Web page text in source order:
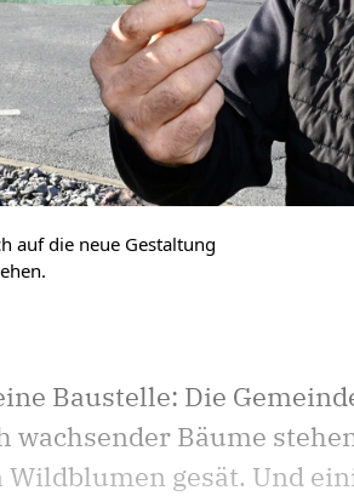
auf die neue Gestaltung
Baustelle: Die
Bäume
gesät. Und